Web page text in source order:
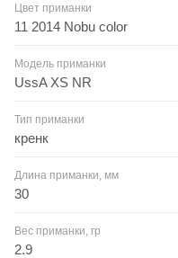
Цвет приманки
11 2014 Nobu color
Модель приманки
UssA XS NR
Тип приманки
кренк
Длина приманки, мм
30
Вес приманки, гр
2.9